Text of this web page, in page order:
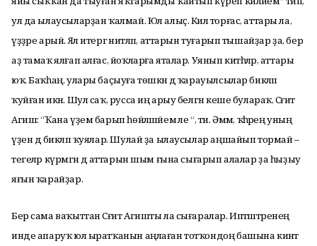
ул да ылаусыларҙан ҡалмай. Юл алыҫ. Килә торғас, аттары ла,
үҙҙәре арый. Ял итергә ниәтләп, аттарын туғарып тышайҙар ҙа, бер
аҙ тамаҡ ялғап алғас, йоҡларға яталар. Уянып китһәләр, аттары
юҡ. Баҡһаң, улары баҫыуға төшкән дә ҡарауылсылар бикләп
ҡуйған икән. Шул саҡ, русса иң арыу белгән кеше булараҡ, Сәғит
Агиш: “Ҡана үҙем барып һөйләшәйем әле “, ти. Әммә, ҡәһәрең уның
үҙен дә бикләп ҡуялар. Шулай ҙа ылаусылар аңшайып тормай –
тегеләр күрмәгән дә аттарын шым ғына сығарып алалар ҙа һыҙыу
яғын ҡарайҙар.
Бер сама ваҡыттан Сәғит Агишты ла сығаралар. Иптәштәренең
инде апаруҡ юл ыратҡанын аңлаған тотҡондоң башына кинәт